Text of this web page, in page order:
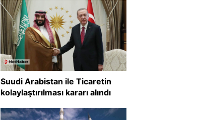
Suudi Arabistan ile Ticaretin
kolaylaştırılması kararı alındı